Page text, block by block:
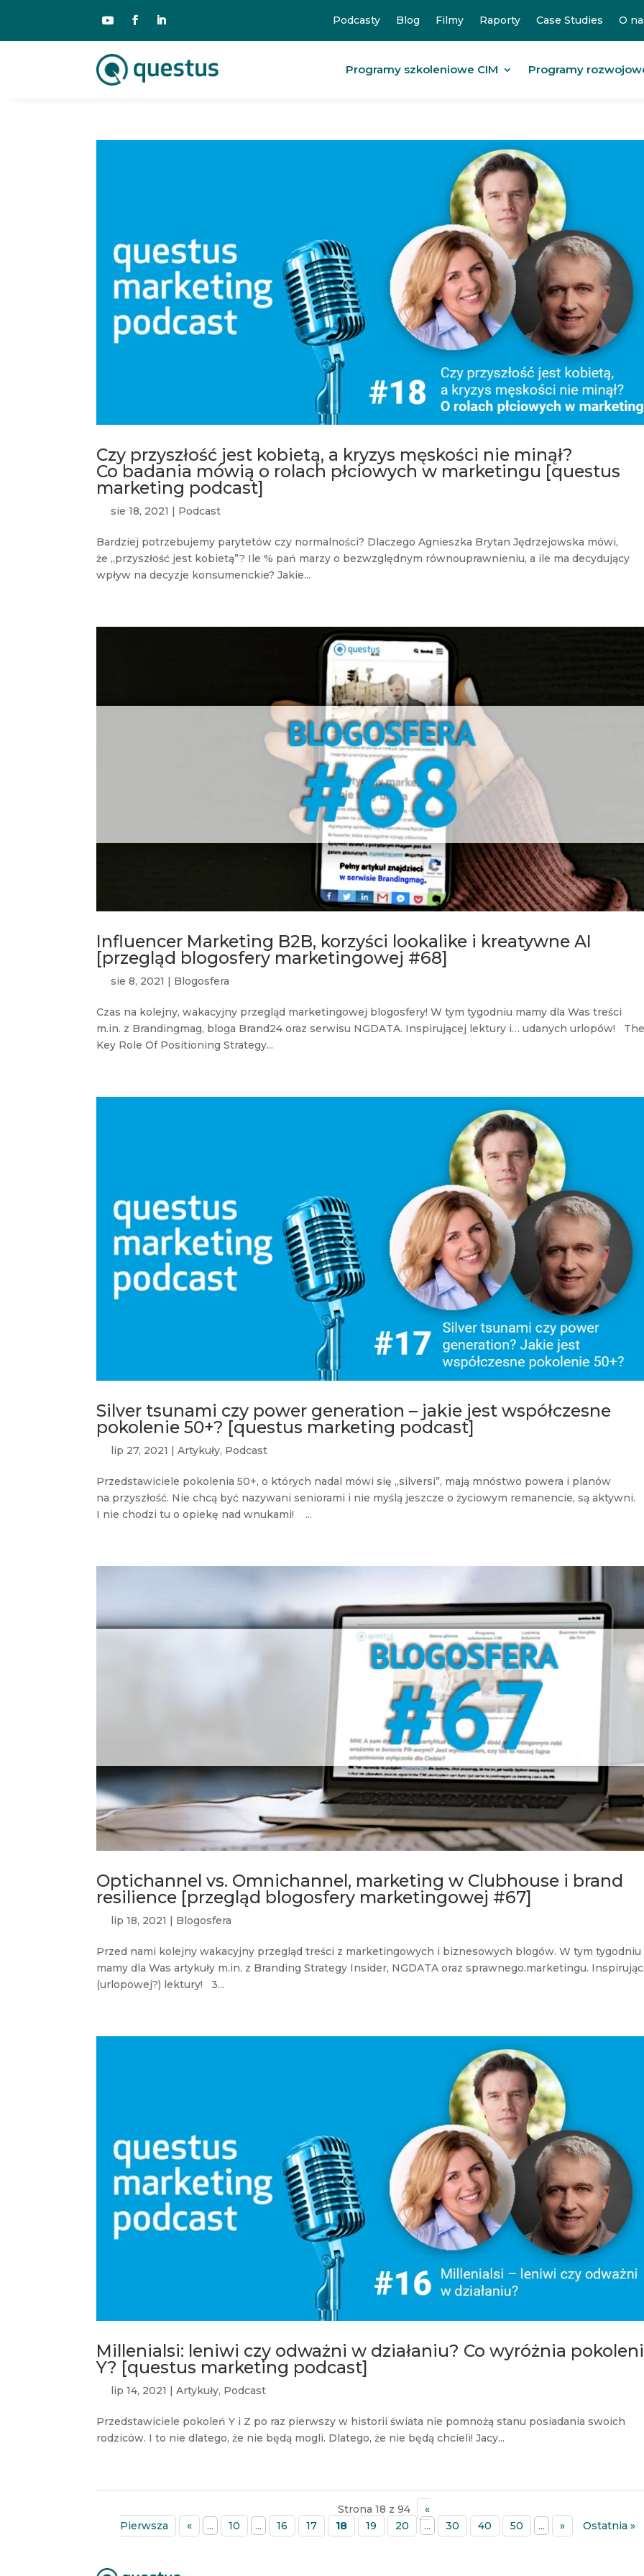
Podcasty Blog Filmy Raporty Case Studies O
Programy szkoleniowe CIM Programy
Czy przyszłość jest kobietą, a kryzys męskości nie minął?
Co badania mówią o rolach płciowych w marketingu [questus
marketing podcast]
sie 18, 2021 | Podcast
Bardziej potrzebujemy parytetów czy normalności? Dlaczego Agnieszka Brytan Jędrzejowska mówi,
że „przyszłość jest kobietą”? Ile % pań marzy o bezwzględnym równouprawnieniu, a ile ma decydujący
wpływ na decyzje konsumenckie? Jakie...
Influencer Marketing B2B, korzyści lookalike i kreatywne AI
[przegląd blogosfery marketingowej #68]
sie 8, 2021 | Blogosfera
Czas na kolejny, wakacyjny przegląd marketingowej blogosfery! W tym tygodniu mamy dla Was treści
m.in. z Brandingmag, bloga Brand24 oraz serwisu NGDATA. Inspirującej lektury i… udanych urlopów!
Key Role Of Positioning Strategy...
Silver tsunami czy power generation – jakie jest współczesne
pokolenie 50+? [questus marketing podcast]
lip 27, 2021 |Artykuły, Podcast
Przedstawiciele pokolenia 50+, o których nadal mówi się „silversi”, mają mnóstwo powera i planów
na przyszłość. Nie chcą być nazywani seniorami i nie myślą jeszcze o życiowym remanencie, są aktywni.
I nie chodzi tu o opiekę nad wnukami! ...
Optichannel vs. Omnichannel, marketing w Clubhouse i brand
resilience [przegląd blogosfery marketingowej #67]
lip 18, 2021 | Blogosfera
Przed nami kolejny wakacyjny przegląd treści z marketingowych i biznesowych blogów. W tym tygodniu
mamy dla Was artykuły m.in. z Branding Strategy Insider, NGDATA oraz sprawnego.marketingu.
(urlopowej?) lektury! 3...
Millenialsi: leniwi czy odważni w działaniu? Co wyróżnia
Y? [questus marketing podcast]
lip 14, 2021 |Artykuły, Podcast
Przedstawiciele pokoleń Y i Z po raz pierwszy w historii świata nie pomnożą stanu posiadania swoich
rodziców. I to nie dlatego, że nie będą mogli. Dlatego, że nie będą chcieli! Jacy...
Strona 18 z 94
«
Pierwsza
« ... 10 ... 16 17 18 19 20 ... 30 40 50 ... » Ostatnia »